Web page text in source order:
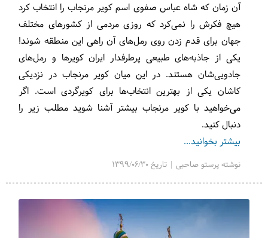
آن زمان که شاه عباس صفوی اسم کویر مرنجاب را انتخاب کرد
هیچ فکرش را نمی‌کرد که روزی مردمی از کشورهای مختلف
جهان برای قدم زدن روی رمل‌های آن راهی این منطقه شوند!
یکی از جاذبه‌های طبیعی پرطرفدار ایران کویرها و رمل‌های
جادویی‌شان هستند. در این میان کویر مرنجاب در نزدیکی
کاشان یکی از بهترین انتخاب‌ها برای کویرگردی است. اگر
می‌خواهید با کویر مرنجاب بیشتر آشنا شوید مطلب زیر را
دنبال کنید.
بیشتر بخوانید...
نوشته پرستو صاحبی | تاریخ 1399/06/30